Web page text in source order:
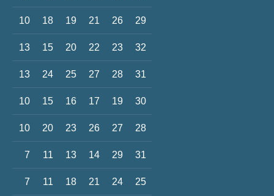
10 18 19 21 26 29
13 15 20 22 23 32
13 24 25 27 28 31
10 15 16 17 19 30
10 20 23 26 27 28
7 11 13 14 29 31
7 11 18 21 24 25